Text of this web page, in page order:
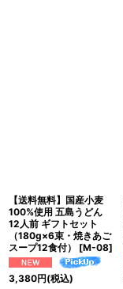
【送料無料】国産小麦
100%使用 五島うどん
12人前 ギフトセット
（180g×6束・焼きあご
スープ12食付）
[M-08]
3,380円(税込)